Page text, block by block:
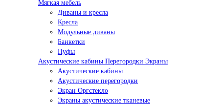
Мягкая мебель
Диваны и кресла
Кресла
Модульные диваны
Банкетки
Пуфы
Акустические кабины Перегородки Экраны
Акустические кабины
Акустические перегородки
Экран Оргстекло
Экраны акустические тканевые